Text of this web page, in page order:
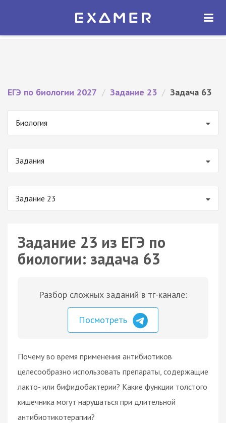
Экзамер — ЕГЭ 2027
ОТКРЫТЬ
ЕГЭ по биологии 2027 / Задание 23 / Задача 63
Биология
Задания
Задание 23
Задание 23 из ЕГЭ по
биологии: задача 63
Разбор сложных заданий в тг-канале:
Посмотреть
Почему во время применения антибиотиков
целесообразно использовать препараты, содержащие
лакто- или бифидобактерии? Какие функции толстого
кишечника могут нарушаться при длительной
антибиотикотерапии?